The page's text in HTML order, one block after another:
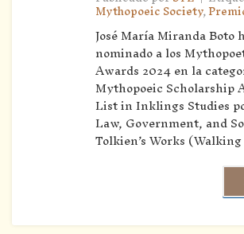
Mythopoeic Society,
José María Miranda Boto
nominado a los
Awards 2024 en la
Mythopoeic Scholarship
List in Inklings Studies
Law, Government, and
Tolkien’s Works